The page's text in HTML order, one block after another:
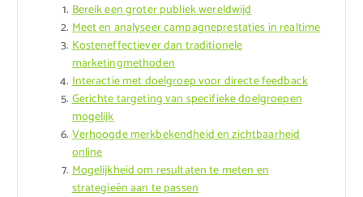
Bereik een groter publiek wereldwijd
Meet en analyseer campagneprestaties in realtime
Kosteneffectiever dan traditionele
marketingmethoden
Interactie met doelgroep voor directe feedback
Gerichte targeting van specifieke doelgroepen
mogelijk
Verhoogde merkbekendheid en zichtbaarheid
online
Mogelijkheid om resultaten te meten en
strategieën aan te passen